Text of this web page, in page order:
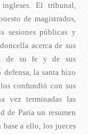
El tribunal,
de magistrados,
sesiones públicas y
acerca de sus
de su fe y de sus
la santa hizo
confundió con sus
vez terminadas las
de Paría un resumen
a ello, los jueces